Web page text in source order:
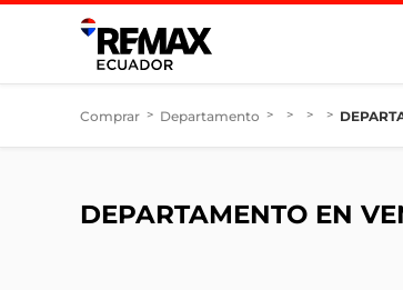
Comprar > Departamento > > > >
DEPARTAMENTO EN